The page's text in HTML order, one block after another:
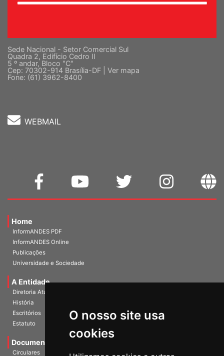
O nosso site usa
cookies
Sede Nacional - Setor Comercial Sul
Quadra 2, Edifício Cedro II
5 º andar, Bloco "C"
Cep: 70302-914 Brasília-DF | Ver mapa
Fone: (61) 3962-8400
WEBMAIL
Home
InformANDES PDF
InformANDES Online
Publicações
Universidade e Sociedade
A Entidade
Diretoria Atual
História
Escritórios
Estatuto
Documentos
Circulares